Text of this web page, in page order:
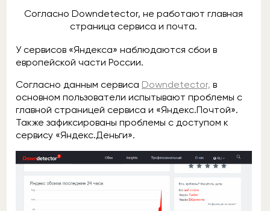
Согласно Downdetector, не работают главная
страница сервиса и почта.
У сервисов «Яндекса» наблюдаются сбои в
европейской части России.
Согласно данным сервиса Downdetector, в
основном пользователи испытывают проблемы с
главной страницей сервиса и «Яндекс.Почтой».
Также зафиксированы проблемы с доступом к
сервису «Яндекс.Деньги».